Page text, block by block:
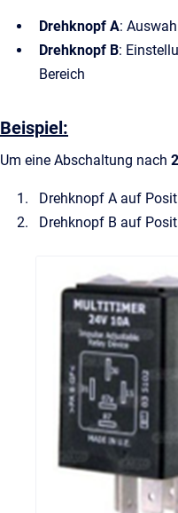
Drehknopf A:
Drehknopf B:
Bereich
Beispiel:
Um eine Abschaltung nach
Drehknopf A auf
Drehknopf B auf